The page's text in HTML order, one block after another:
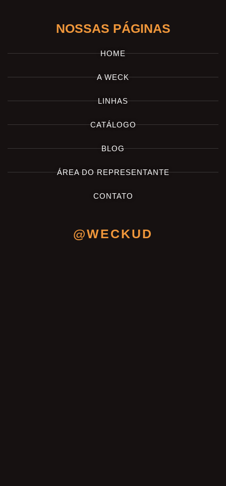
NOSSAS PÁGINAS
HOME
A WECK
LINHAS
CATÁLOGO
BLOG
ÁREA DO REPRESENTANTE
CONTATO
@WECKUD